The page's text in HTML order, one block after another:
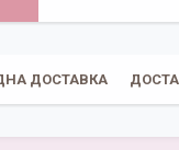
ДОСТАВКА